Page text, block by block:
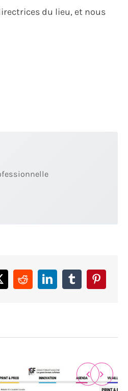
du lieu, et nous
RedditLinkedInTumblrPinterest